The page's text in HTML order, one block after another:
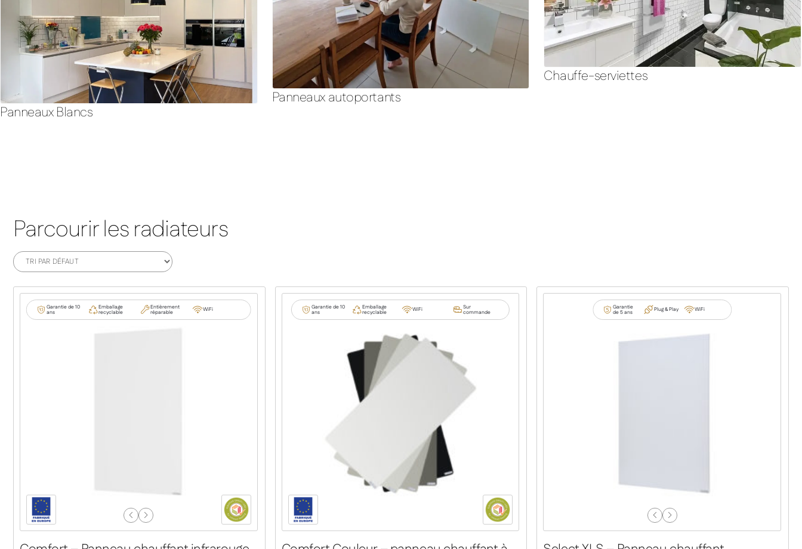
Panneaux Blancs
Panneaux autoportants
Chauffe-serviettes
Parcourir les radiateurs
Garantie de 10
ans
Emballage
recyclable
Entièrement
réparable WiFi
Previous
Slide
Next
Slide
Garantie de 10
ans
Emballage
recyclable WiFi Sur
commande
Garantie
de 5 ans Plug & Play WiFi
Previous
Slide
Next
Slide